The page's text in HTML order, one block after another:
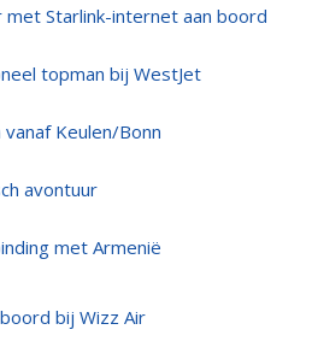
Starlink-internet aan boord
topman bij WestJet
Keulen/Bonn
avontuur
met Armenië
bij Wizz Air